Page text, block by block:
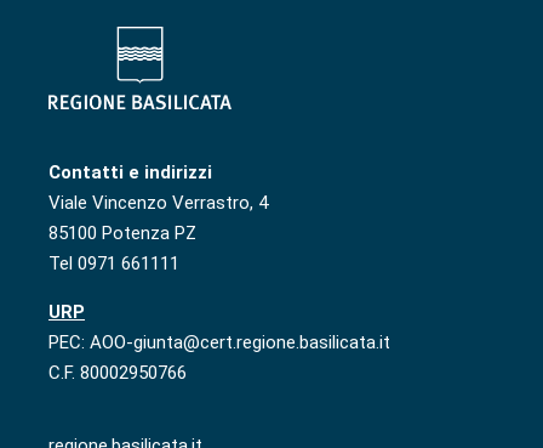
Contatti e indirizzi
Viale Vincenzo Verrastro, 4
85100 Potenza PZ
Tel 0971 661111
URP
PEC: AOO-giunta@cert.regione.basilicata.it
C.F. 80002950766